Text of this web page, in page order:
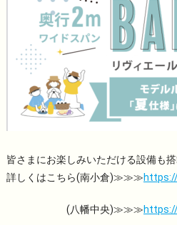
皆さまにお楽しみいただける設備も
詳しくはこちら(南小倉)≫≫≫
(八幡中央)≫≫≫